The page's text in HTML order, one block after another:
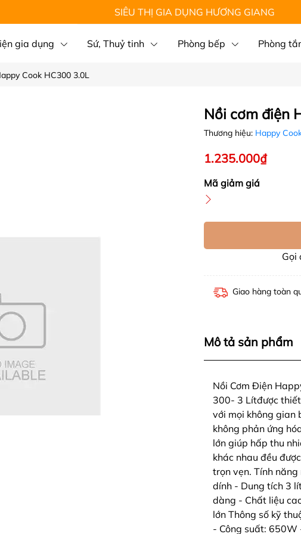
SIÊU THỊ GIA DỤNG HƯƠNG GIANG
gia dụng Sứ, Thuỷ tinh Phòng bếp Phòng
Cook HC300 3.0L
Nồi cơm điện
Thương hiệu: Happy
1.235.000₫
Mã giảm giá
Gọi
Giao hàng toàn
Mô tả sản phẩm
Nồi Cơm Điện
300- 3 Lítđược
với mọi không gian
không phản ứng
lớn giúp hấp thu
khác nhau đều
trọn vẹn. Tính
dính - Dung tích 3
dàng - Chất liệu
lớn Thông số kỹ
- Công suất: 650W